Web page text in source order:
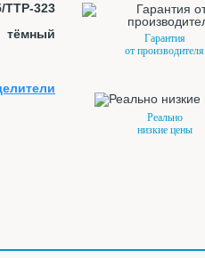
TTP-323
тёмный
Гарантия
от производителя
Реально
низкие цены